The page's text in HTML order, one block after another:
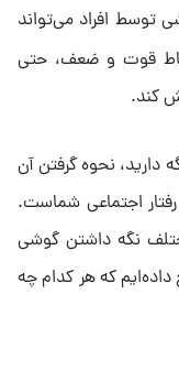
توسط افراد می‌تواند
قوت و ضعف، حتی
کند.
نحوه گرفتن آن
اجتماعی شماست.
نگه داشتن گوشی
که هر کدام چه